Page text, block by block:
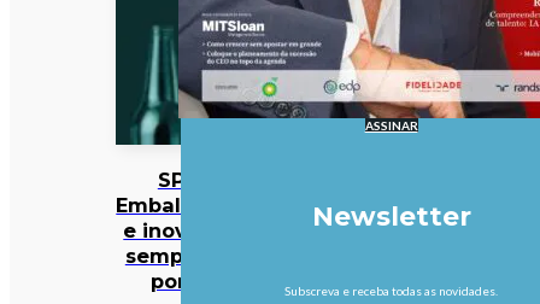
SPV:
Embalagens
e inovação
sempre no
ponto
ASSINAR
Newsletter
Subscreva e receba todas as novidades.